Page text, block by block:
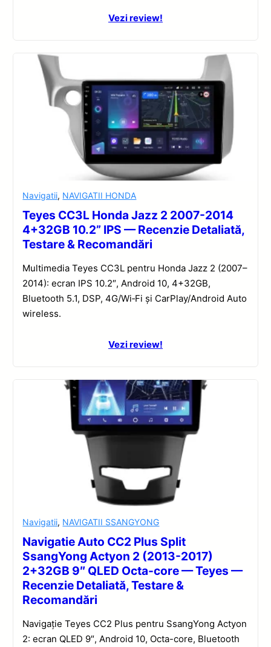
Vezi review!
Navigatii, NAVIGATII HONDA
Teyes CC3L Honda Jazz 2 2007-2014
4+32GB 10.2” IPS — Recenzie Detaliată,
Testare & Recomandări
Multimedia Teyes CC3L pentru Honda Jazz 2 (2007–
2014): ecran IPS 10.2″, Android 10, 4+32GB,
Bluetooth 5.1, DSP, 4G/Wi‑Fi și CarPlay/Android Auto
wireless.
Vezi review!
Navigatii, NAVIGATII SSANGYONG
Navigatie Auto CC2 Plus Split
SsangYong Actyon 2 (2013-2017)
2+32GB 9″ QLED Octa-core — Teyes —
Recenzie Detaliată, Testare &
Recomandări
Navigație Teyes CC2 Plus pentru SsangYong Actyon
2: ecran QLED 9″, Android 10, Octa-core, Bluetooth